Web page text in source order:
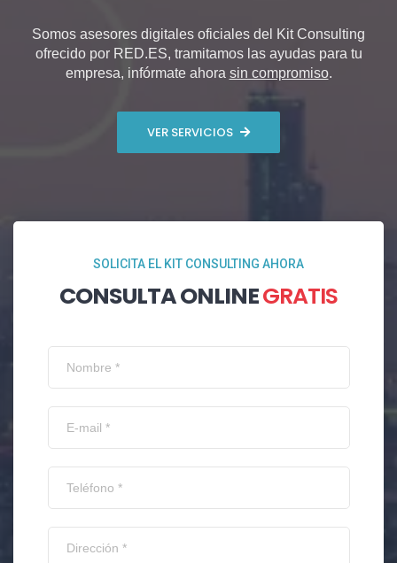
Somos asesores digitales oficiales del Kit Consulting
ofrecido por RED.ES, tramitamos las ayudas para tu
empresa, infórmate ahora sin compromiso.
VER SERVICIOS
SOLICITA EL KIT CONSULTING AHORA
CONSULTA ONLINEGRATIS